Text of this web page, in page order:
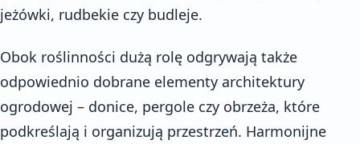
jeżówki, rudbekie czy budleje.
Obok roślinności dużą rolę odgrywają także
odpowiednio dobrane elementy architektury
ogrodowej – donice, pergole czy obrzeża, które
podkreślają i organizują przestrzeń. Harmonijne